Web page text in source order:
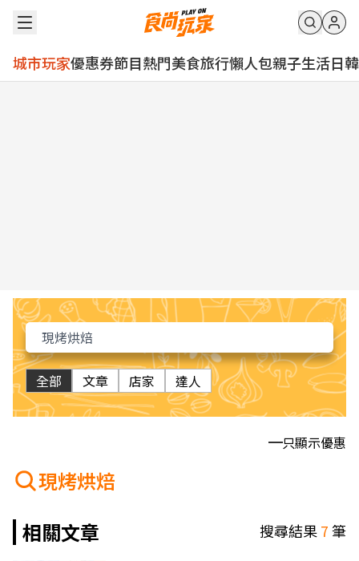
城市玩家優惠券節目熱門美食旅行懶人包親子生活日韓
全部 文章 店家 達人
只顯示優惠
現烤烘焙
相關文章
搜尋結果7筆